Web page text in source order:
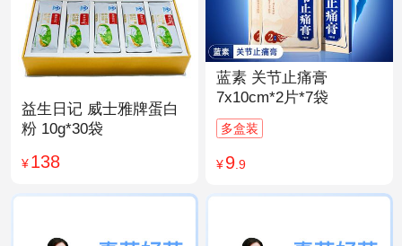
蓝素 关节止痛膏
7x10cm*2片*7袋
多盒装
¥9.9
益生日记 威士雅牌蛋白
粉 10g*30袋
¥138